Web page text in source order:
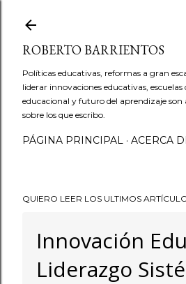
Ir
ROBERTO BARRIENTOS
Políticas educativas, reformas a gran
liderar innovaciones educativas,
educacional y futuro del aprendizaje son
sobre los que escribo.
PÁGINA PRINCIPAL ACERCA
QUIERO LEER LOS ULTIMOS
Innovación
Liderazgo